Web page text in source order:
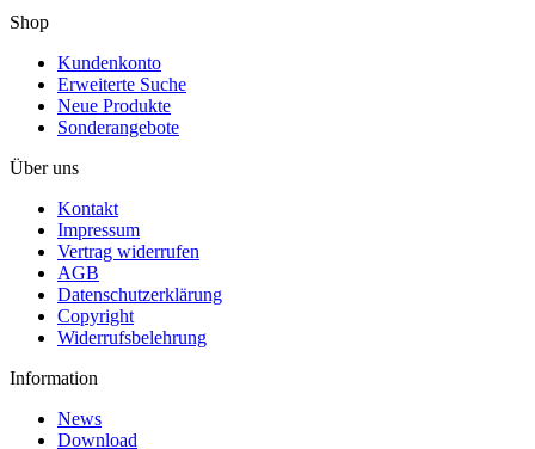
Shop
Kundenkonto
Erweiterte Suche
Neue Produkte
Sonderangebote
Über uns
Kontakt
Impressum
Vertrag widerrufen
AGB
Datenschutzerklärung
Copyright
Widerrufsbelehrung
Information
News
Download